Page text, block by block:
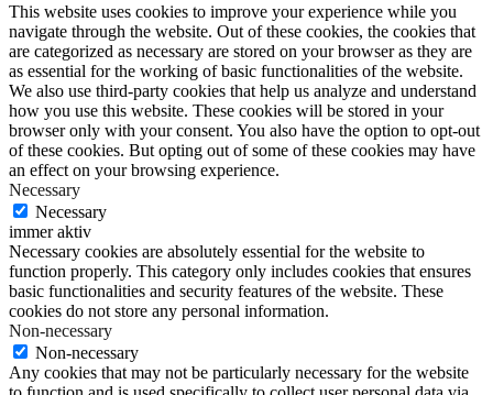
This website uses cookies to improve your experience while you
navigate through the website. Out of these cookies, the cookies that
are categorized as necessary are stored on your browser as they are
as essential for the working of basic functionalities of the website.
We also use third-party cookies that help us analyze and understand
how you use this website. These cookies will be stored in your
browser only with your consent. You also have the option to opt-out
of these cookies. But opting out of some of these cookies may have
an effect on your browsing experience.
Necessary
Necessary
immer aktiv
Necessary cookies are absolutely essential for the website to
function properly. This category only includes cookies that ensures
basic functionalities and security features of the website. These
cookies do not store any personal information.
Non-necessary
Non-necessary
Any cookies that may not be particularly necessary for the website